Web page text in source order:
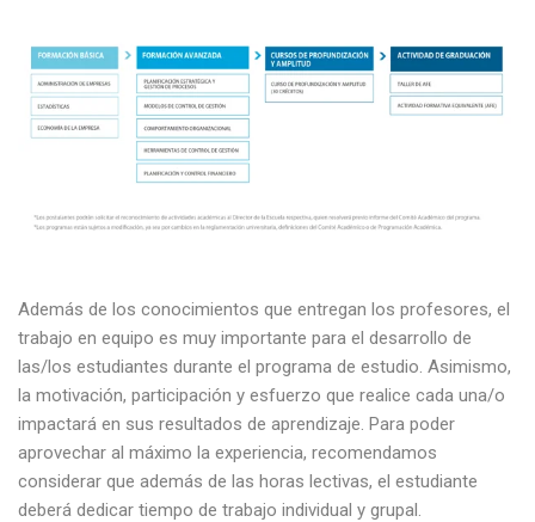
Además de los conocimientos que entregan los profesores, el
trabajo en equipo es muy importante para el desarrollo de
las/los estudiantes durante el programa de estudio. Asimismo,
la motivación, participación y esfuerzo que realice cada una/o
impactará en sus resultados de aprendizaje. Para poder
aprovechar al máximo la experiencia, recomendamos
considerar que además de las horas lectivas, el estudiante
deberá dedicar tiempo de trabajo individual y grupal.